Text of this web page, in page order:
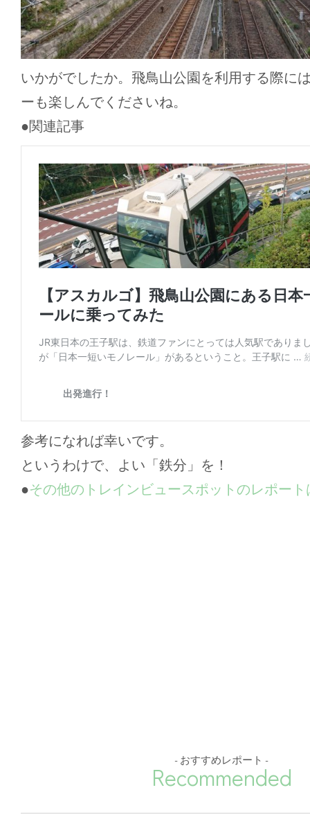
いかがでしたか。飛鳥山公園を利用する際に
ーも楽しんでくださいね。
●関連記事
参考になれば幸いです。
というわけで、よい「鉄分」を！
●その他のトレインビュースポットのレポー
- おすすめレポート -
Recommended